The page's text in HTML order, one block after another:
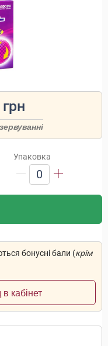
грн
Упаковка
0
бонусні бали (крім
в кабінет